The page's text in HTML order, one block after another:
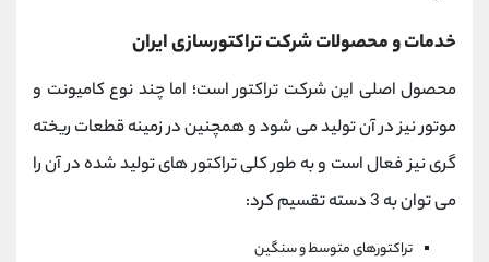
خدمات و محصولات شرکت تراکتورسازی ایران
محصول اصلی این شرکت تراکتور است؛ اما چند نوع کامیونت و
موتور نیز در آن تولید می شود و همچنین در زمینه قطعات ریخته
گری نیز فعال است و به طور کلی تراکتور های تولید شده در آن را
می توان به 3 دسته تقسیم کرد:
تراکتورهای متوسط و سنگین